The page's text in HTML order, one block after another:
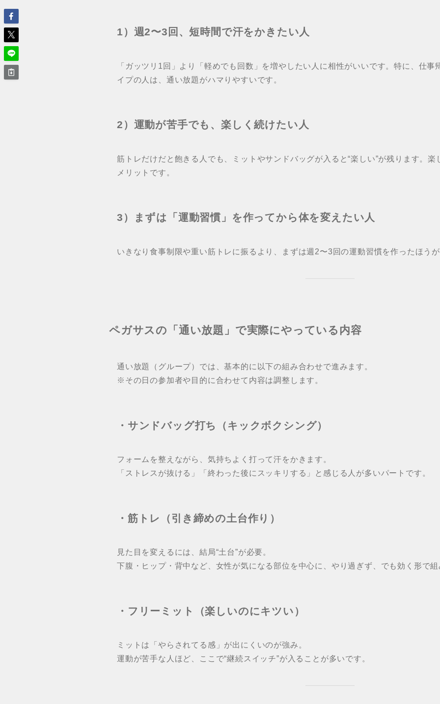
1）週2〜3回、短時間で汗をかきたい人
「ガッツリ1回」より「軽めでも回数」を増やしたい人に相性がいいです。特に、仕
イプの人は、通い放題がハマりやすいです。
2）運動が苦手でも、楽しく続けたい人
筋トレだけだと飽きる人でも、ミットやサンドバッグが入ると“楽しい”が残ります。
メリットです。
3）まずは「運動習慣」を作ってから体を変えたい人
いきなり食事制限や重い筋トレに振るより、まずは週2〜3回の運動習慣を作ったほう
ペガサスの「通い放題」で実際にやっている内容
通い放題（グループ）では、基本的に以下の組み合わせで進みます。
※その日の参加者や目的に合わせて内容は調整します。
・サンドバッグ打ち（キックボクシング）
フォームを整えながら、気持ちよく打って汗をかきます。
「ストレスが抜ける」「終わった後にスッキリする」と感じる人が多いパートです。
・筋トレ（引き締めの土台作り）
見た目を変えるには、結局“土台”が必要。
下腹・ヒップ・背中など、女性が気になる部位を中心に、やり過ぎず、でも効く形で
・フリーミット（楽しいのにキツい）
ミットは「やらされてる感」が出にくいのが強み。
運動が苦手な人ほど、ここで“継続スイッチ”が入ることが多いです。